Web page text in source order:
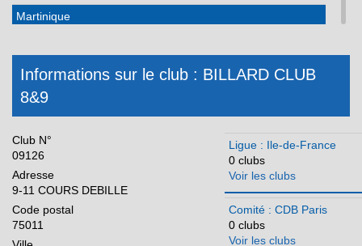
Martinique
Normandie
Nouvelle Aquitaine
Pays de la Loire
Réunion
Informations sur le club : BILLARD CLUB
8&9
Club N°
09126
Adresse
9-11 COURS DEBILLE
Code postal
75011
Ligue : Ile-de-France
0 clubs
Voir les clubs
Comité : CDB Paris
0 clubs
Voir les clubs